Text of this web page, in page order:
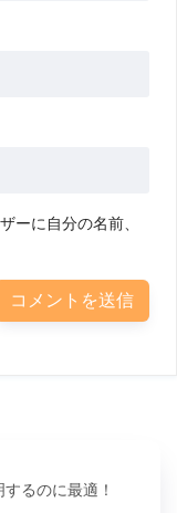
ーに自分の名前、
るのに最適！